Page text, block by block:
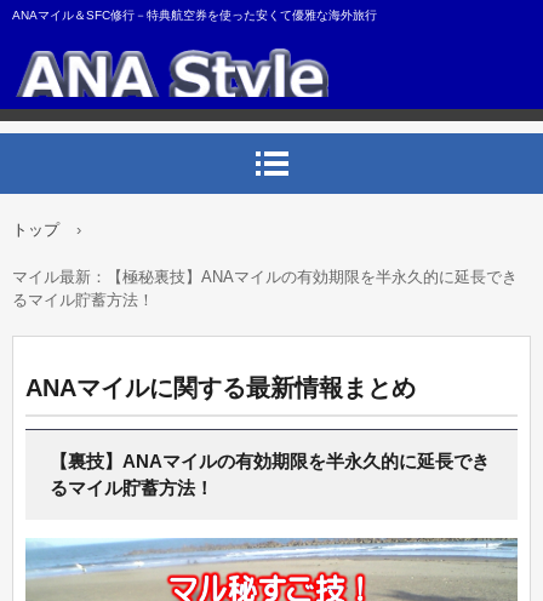
ANAマイル＆SFC修行－特典航空券を使った安くて優雅な海外旅行
トップ ›
マイル最新：【極秘裏技】ANAマイルの有効期限を半永久的に延長でき
るマイル貯蓄方法！
ANAマイルに関する最新情報まとめ
【裏技】ANAマイルの有効期限を半永久的に延長でき
るマイル貯蓄方法！